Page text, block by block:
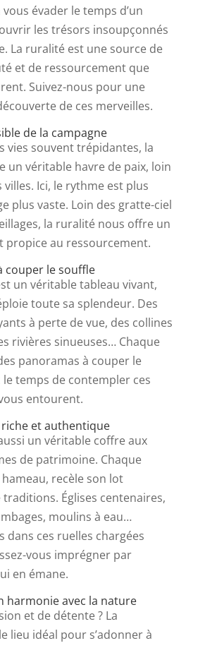
évader le temps d’un
les trésors insoupçonnés
La ruralité est une source de
et de ressourcement que
Suivez-nous pour une
de ces merveilles.
de la campagne
vies souvent trépidantes, la
un véritable havre de paix, loin
Ici, le rythme est plus
plus vaste. Loin des gratte-ciel
la ruralité nous offre un
propice au ressourcement.
couper le souffle
un véritable tableau vivant,
toute sa splendeur. Des
à perte de vue, des collines
rivières sinueuses… Chaque
panoramas à couper le
le temps de contempler ces
entourent.
et authentique
un véritable coffre aux
de patrimoine. Chaque
recèle son lot
traditions. Églises centenaires,
moulins à eau…
dans ces ruelles chargées
vous imprégner par
en émane.
harmonie avec la nature
et de détente ? La
lieu idéal pour s’adonner à